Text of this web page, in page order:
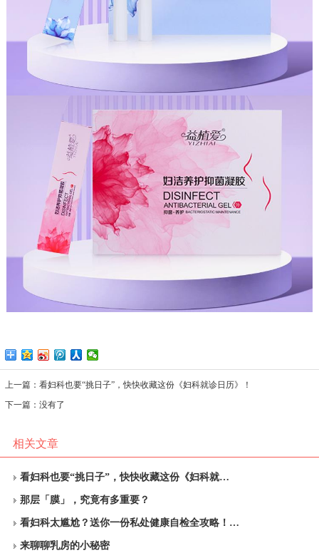
上一篇： 看妇科也要“挑日子”，快快收藏这份《妇科就诊日历》！
下一篇： 没有了
相关文章
看妇科也要“挑日子”，快快收藏这份《妇科就…
那层「膜」，究竟有多重要？
看妇科太尴尬？送你一份私处健康自检全攻略！…
来聊聊乳房的小秘密